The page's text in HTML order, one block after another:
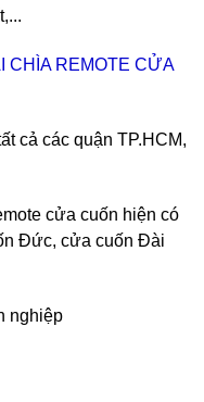
CHÌA REMOTE CỬA
cả các quận TP.HCM,
cửa cuốn hiện có
Đức, cửa cuốn Đài
nghiệp